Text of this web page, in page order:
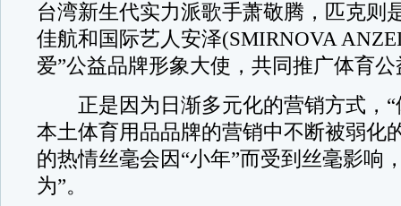
台湾新生代实力派歌手萧敬腾，匹克则
佳航和国际艺人安泽(SMIRNOVA
爱”公益品牌形象大使，共同推广体育
正是因为日渐多元化的营销方式，“
本土体育用品品牌的营销中不断被弱化
的热情丝毫会因“小年”而受到丝毫影响
为”。